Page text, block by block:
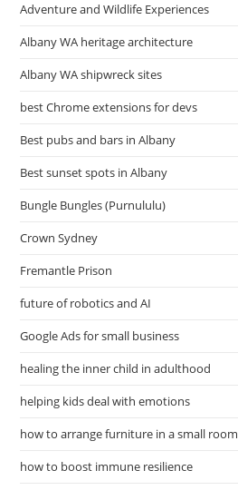
Adventure and Wildlife Experiences
Albany WA heritage architecture
Albany WA shipwreck sites
best Chrome extensions for devs
Best pubs and bars in Albany
Best sunset spots in Albany
Bungle Bungles (Purnululu)
Crown Sydney
Fremantle Prison
future of robotics and AI
Google Ads for small business
healing the inner child in adulthood
helping kids deal with emotions
how to arrange furniture in a small room
how to boost immune resilience